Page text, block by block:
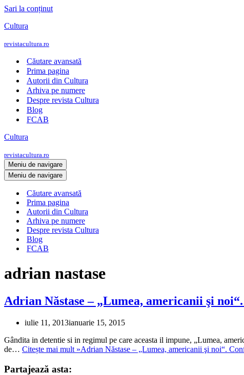
Sari la conținut
Cultura
revistacultura.ro
Căutare avansată
Prima pagina
Autorii din Cultura
Arhiva pe numere
Despre revista Cultura
Blog
FCAB
Cultura
revistacultura.ro
Meniu de navigare
Meniu de navigare
Căutare avansată
Prima pagina
Autorii din Cultura
Arhiva pe numere
Despre revista Cultura
Blog
FCAB
adrian nastase
Adrian Năstase – „Lumea, americanii şi
iulie 11, 2013ianuarie 15, 2015
Gândita in detentie si in regimul pe care aceasta il impune, „Lumea,
de… Citește mai mult »Adrian Năstase – „Lumea, americanii şi noi“.
Partajează asta: